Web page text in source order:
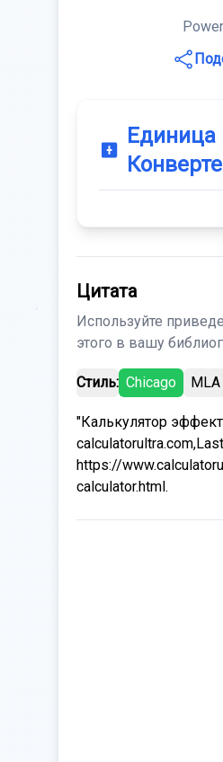
Цитата
Используйте
этого в вашу
Стиль: Chicago MLA
"Калькулятор
https://
calculator.html.